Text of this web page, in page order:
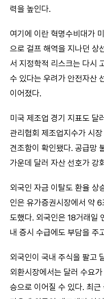
력을 높인다.
여기에 이란 혁명수비대가
으로 걸프 해역을 지나던 상
서 지정학적 리스크는 다시
수 있다는 우려가 안전자산
이어졌다.
미국 제조업 경기 지표도 달
관리협회 제조업지수가 시
견조함이 확인됐다. 공급망
가운데 달러 자산 선호가 강
외국인 자금 이탈도 환율 상
인은 유가증권시장에서 약
도했다. 외국인은 18거래일
내 증시 수급에도 부담을 주
외국인이 국내 주식을 팔고
외환시장에서는 달러 수요
승으로 이어질 수 있다. 최